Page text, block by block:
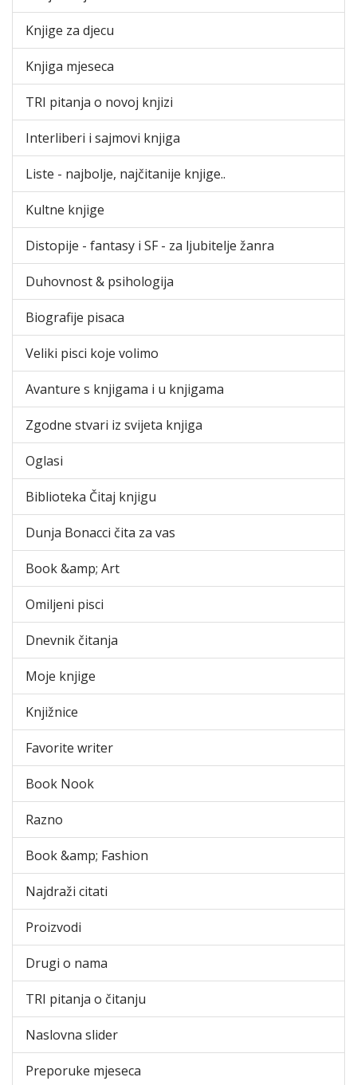
Knjige za djecu
Knjiga mjeseca
TRI pitanja o novoj knjizi
Interliberi i sajmovi knjiga
Liste - najbolje, najčitanije knjige..
Kultne knjige
Distopije - fantasy i SF - za ljubitelje žanra
Duhovnost & psihologija
Biografije pisaca
Veliki pisci koje volimo
Avanture s knjigama i u knjigama
Zgodne stvari iz svijeta knjiga
Oglasi
Biblioteka Čitaj knjigu
Dunja Bonacci čita za vas
Book &amp; Art
Omiljeni pisci
Dnevnik čitanja
Moje knjige
Knjižnice
Favorite writer
Book Nook
Razno
Book &amp; Fashion
Najdraži citati
Proizvodi
Drugi o nama
TRI pitanja o čitanju
Naslovna slider
Preporuke mjeseca